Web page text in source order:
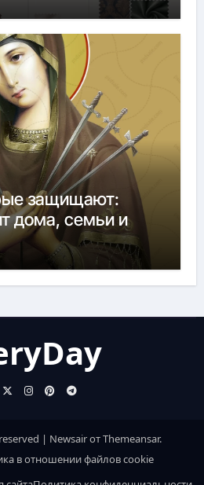
защищают:
дома, семьи и
| NewsairотThemeansar.
в отношении файлов cookie